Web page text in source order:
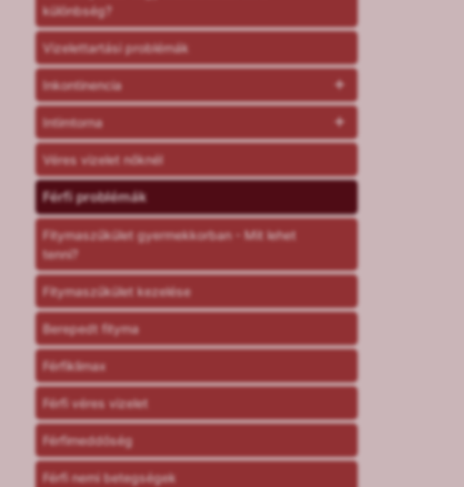
különbség?
Vizelettartási problémák
Inkontinencia
Intimtorna
Véres vizelet nőknél
Férfi problémák
Fitymaszűkület gyermekkorban - Mit lehet
tenni?
Fitymaszűkület kezelése
Berepedt fityma
Férfiklimax
Férfi véres vizelet
Férfimeddőség
Férfi nemi betegségek